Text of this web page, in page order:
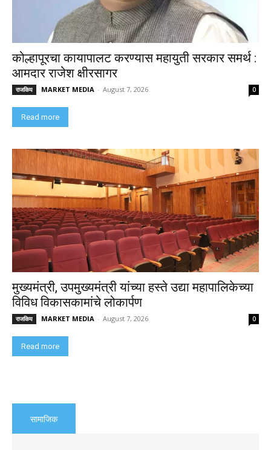
कोल्हापूरचा कायापालट करण्यास महायुती सरकार समर्थ :
आमदार राजेश क्षीरसागर
राजकिय MARKET MEDIA - August 7, 2026 0
Read more
मुख्यमंत्री, उपमुख्यमंत्री यांच्या हस्ते उद्या महापालिकेच्या
विविध विकासकामांचे लोकार्पण
राजकिय MARKET MEDIA - August 7, 2026 0
Read more
सामाजिक